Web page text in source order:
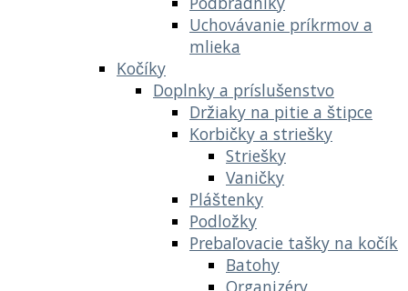
Uchovávanie príkrmov a
mlieka
Kočíky
Doplnky a príslušenstvo
Držiaky na pitie a štipce
Korbičky a striešky
Striešky
Vaničky
Pláštenky
Podložky
Prebaľovacie tašky na kočík
Batohy